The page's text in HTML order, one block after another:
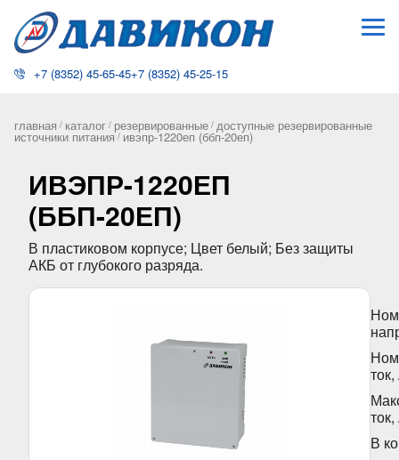
+7 (8352) 45-65-45+7 (8352) 45-25-15
главная / каталог / резервированные / доступные резервированные
источники питания/ ивэпр-1220еп (ббп-20еп)
ИВЭПР-1220ЕП
(ББП-20ЕП)
В пластиковом корпусе; Цвет белый; Без защиты
АКБ от глубокого разряда.
В